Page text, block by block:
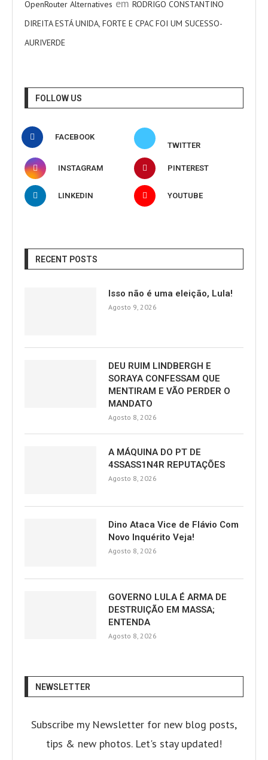
OpenRouter Alternatives em RODRIGO CONSTANTINO
DIREITA ESTÁ UNIDA, FORTE E CPAC FOI UM SUCESSO-
AURIVERDE
FOLLOW US
FACEBOOK
TWITTER
INSTAGRAM PINTEREST
LINKEDIN YOUTUBE
RECENT POSTS
Isso não é uma eleição, Lula!
Agosto 9, 2026
DEU RUIM LINDBERGH E
SORAYA CONFESSAM QUE
MENTIRAM E VÃO PERDER O
MANDATO
Agosto 8, 2026
A MÁQUINA DO PT DE
4SSASS1N4R REPUTAÇÕES
Agosto 8, 2026
Dino Ataca Vice de Flávio Com
Novo Inquérito Veja!
Agosto 8, 2026
GOVERNO LULA É ARMA DE
DESTRUIÇÃO EM MASSA;
ENTENDA
Agosto 8, 2026
NEWSLETTER
Subscribe my Newsletter for new blog posts,
tips & new photos. Let's stay updated!